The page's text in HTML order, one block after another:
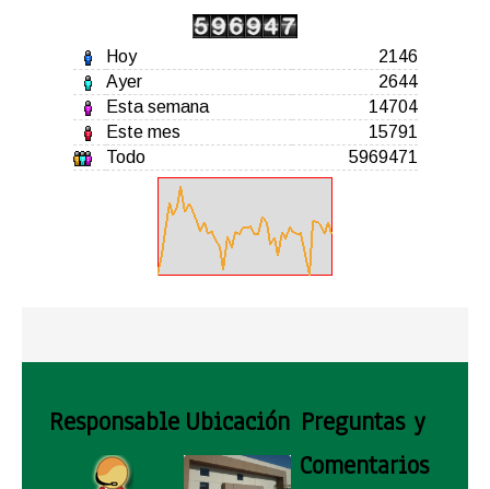
Hoy
2146
Ayer
2644
Esta semana
14704
Este mes
15791
Todo
5969471
Responsable Ubicación Preguntas y
Comentarios